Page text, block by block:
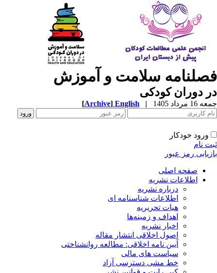
سلامت و آموزش
دوران کودکی
مرداد 1405 |
English
[Archive]
ورود خودکار
نام
رمز عبور
صفحه اصلی
اطلاعات نشریه
درباره نشریه
اطلاعات شناسنامه ای
هیات تحریریه
اهداف و زمینه‌ها
اخبار نشریه
اصول اخلاقی انتشار مقاله
آیین نامه اخلاقی: مطالعه روانشناختی
سیاست های مالی
خط مشی دسترسی آزاد